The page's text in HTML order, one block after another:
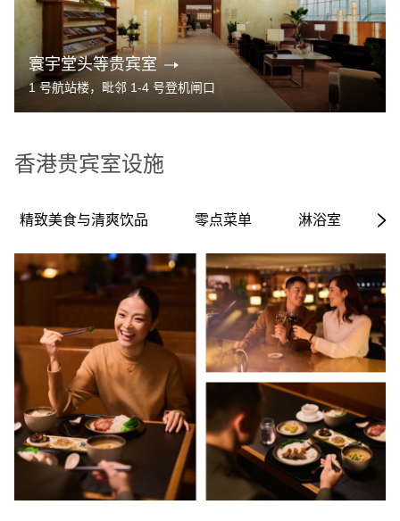
寰宇堂头等贵宾室
1 号航站楼，毗邻 1-4 号登机闸口
香港贵宾室设施
精致美食与清爽饮品 零点菜单 淋浴室